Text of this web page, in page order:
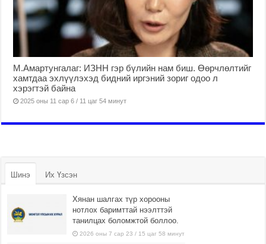
М.Амартунгалаг: ИЗНН гэр бүлийн нам биш. Өөрчлөлтийг
хамтдаа эхлүүлэхэд бидний иргэний зориг одоо л
хэрэгтэй байна
2025 оны 11 сар 6 / 11 цаг 54 минут
Шинэ Их Үзсэн
Хянан шалгах түр хорооны
нотлох баримттай нээлттэй
танилцах боломжтой боллоо.
2026 оны 7 сар 23 / 15 цаг 58 минут